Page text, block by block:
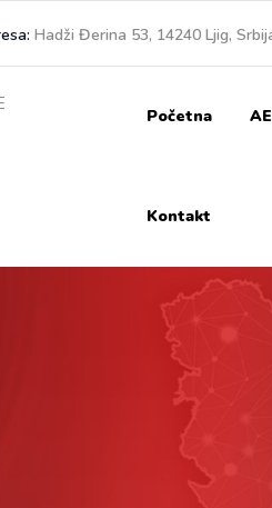
Hadži Đerina 53, 14240 Ljig,
Početna
Kontakt